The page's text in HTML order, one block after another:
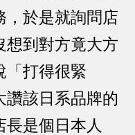
，於是就詢問店
想到對方竟大方
「打得很緊
讚該日系品牌的
長是個日本人